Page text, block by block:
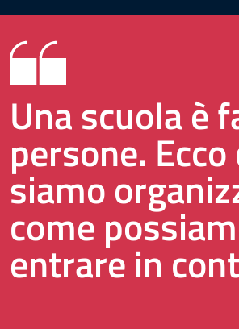
Una scuola è
persone.
siamo
come
entrare in